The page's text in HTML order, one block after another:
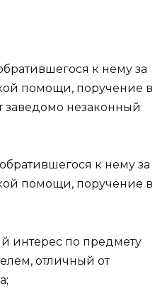
к нему за
помощи, поручение в
заведомо незаконный
к нему за
помощи, поручение в
интерес по предмету
отличный от